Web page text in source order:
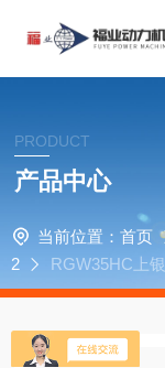
PRODUCT
产品中心
当前位置： 首页
2
RGW35HC上
GW35CC